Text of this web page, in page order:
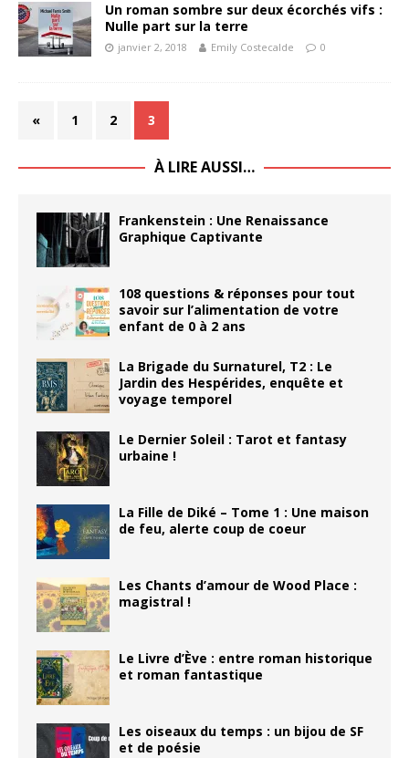
Un roman sombre sur deux écorchés vifs :
Nulle part sur la terre
janvier 2, 2018 Emily Costecalde 0
« 1 2 3
À LIRE AUSSI…
Frankenstein : Une Renaissance
Graphique Captivante
108 questions & réponses pour tout
savoir sur l’alimentation de votre
enfant de 0 à 2 ans
La Brigade du Surnaturel, T2 : Le
Jardin des Hespérides, enquête et
voyage temporel
Le Dernier Soleil : Tarot et fantasy
urbaine !
La Fille de Diké – Tome 1 : Une maison
de feu, alerte coup de coeur
Les Chants d’amour de Wood Place :
magistral !
Le Livre d’Ève : entre roman historique
et roman fantastique
Les oiseaux du temps : un bijou de SF
et de poésie